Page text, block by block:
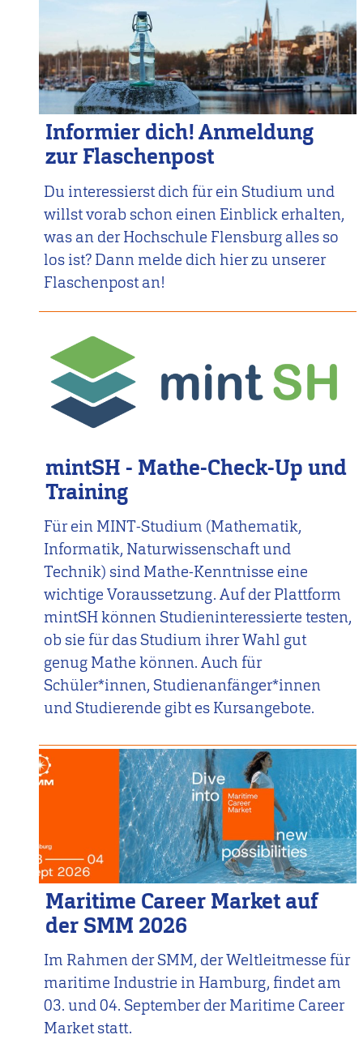
Informier dich! Anmeldung
zur Flaschenpost
Du interessierst dich für ein Studium und
willst vorab schon einen Einblick erhalten,
was an der Hochschule Flensburg alles so
los ist? Dann melde dich hier zu unserer
Flaschenpost an!
mintSH - Mathe-Check-Up und
Training
Für ein MINT-Studium (Mathematik,
Informatik, Naturwissenschaft und
Technik) sind Mathe-Kenntnisse eine
wichtige Voraussetzung. Auf der Plattform
mintSH können Studieninteressierte testen,
ob sie für das Studium ihrer Wahl gut
genug Mathe können. Auch für
Schüler*innen, Studienanfänger*innen
und Studierende gibt es Kursangebote.
Maritime Career Market auf
der SMM 2026
Im Rahmen der SMM, der Weltleitmesse für
maritime Industrie in Hamburg, findet am
03. und 04. September der Maritime Career
Market statt.